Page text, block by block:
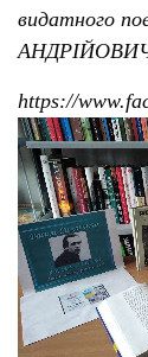
видатного
https://